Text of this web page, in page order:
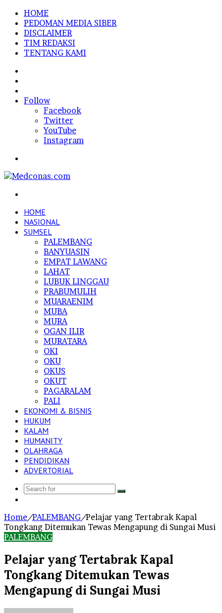
HOME
PEDOMAN MEDIA SIBER
DISCLAIMER
TIM REDAKSI
TENTANG KAMI
In
Follow
Facebook
Twitter
YouTube
Instagram
HOME
NASIONAL
SUMSEL
PALEMBANG
BANYUASIN
EMPAT LAWANG
LAHAT
LUBUK LINGGAU
PRABUMULIH
MUARAENIM
MUBA
MURA
OGAN ILIR
MURATARA
OKI
OKU
OKUS
OKUT
PAGARALAM
PALI
EKONOMI & BISNIS
HUKUM
KALAM
HUMANITY
OLAHRAGA
PENDIDIKAN
ADVERTORIAL
Search
Home/PALEMBANG/Pelajar yang Tertabrak Kapal
Tongkang Ditemukan Tewas Mengapung di Sungai Musi
PALEMBANG
Pelajar yang Tertabrak Kapal
Tongkang Ditemukan Tewas
Mengapung di Sungai Musi